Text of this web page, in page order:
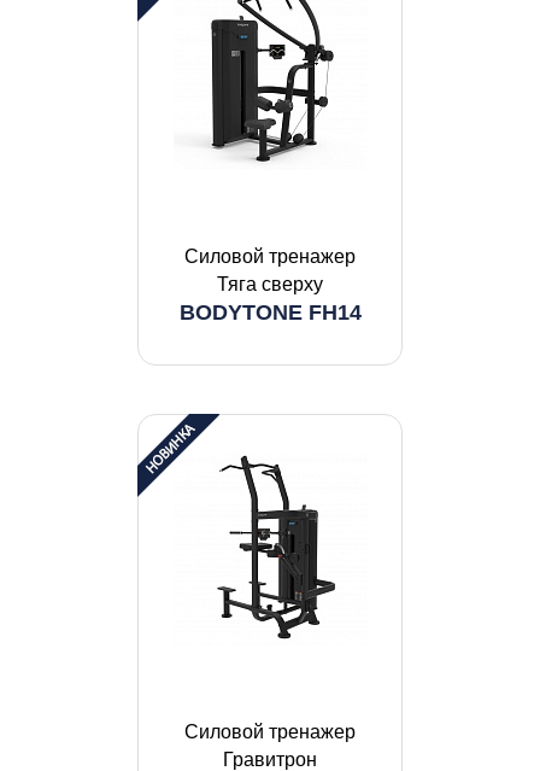
Силовой тренажер
Тяга сверху
BODYTONE FH14
Силовой тренажер
Гравитрон